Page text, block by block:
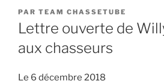
PUBLIÉ
LE
PAR TEAM CHASSETUBE
Lettre ouverte de
aux chasseurs
Le 6 décembre 2018